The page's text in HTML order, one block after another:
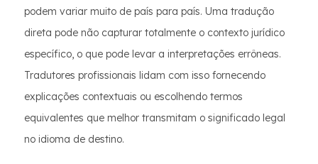
podem variar muito de país para país. Uma tradução
direta pode não capturar totalmente o contexto jurídico
específico, o que pode levar a interpretações errôneas.
Tradutores profissionais lidam com isso fornecendo
explicações contextuais ou escolhendo termos
equivalentes que melhor transmitam o significado legal
no idioma de destino.